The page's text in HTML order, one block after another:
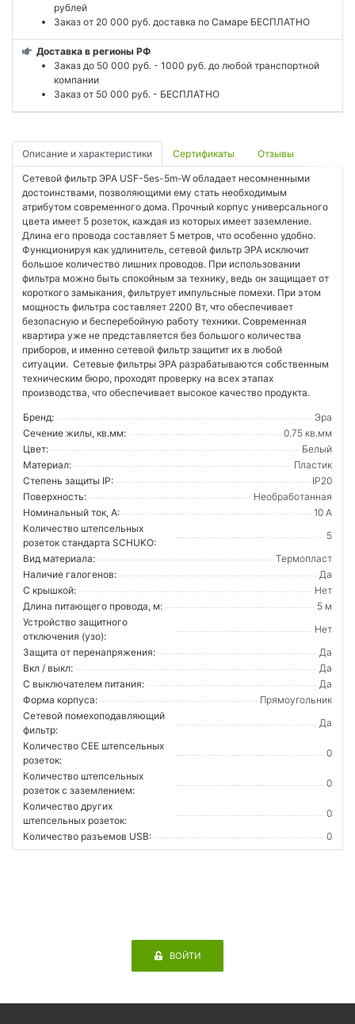
рублей
Заказ от 20 000 руб. доставка по Самаре БЕСПЛАТНО
Доставка в регионы РФ
Заказ до 50 000 руб. - 1000 руб. до любой транспортной
компании
Заказ от 50 000 руб. - БЕСПЛАТНО
Описание и характеристики Сертификаты Отзывы
Сетевой фильтр ЭРА USF-5es-5m-W обладает несомненными
достоинствами, позволяющими ему стать необходимым
атрибутом современного дома. Прочный корпус универсального
цвета имеет 5 розеток, каждая из которых имеет заземление.
Длина его провода составляет 5 метров, что особенно удобно.
Функционируя как удлинитель, сетевой фильтр ЭРА исключит
большое количество лишних проводов. При использовании
фильтра можно быть спокойным за технику, ведь он защищает от
короткого замыкания, фильтрует импульсные помехи. При этом
мощность фильтра составляет 2200 Вт, что обеспечивает
безопасную и бесперебойную работу техники. Современная
квартира уже не представляется без большого количества
приборов, и именно сетевой фильтр защитит их в любой
ситуации. Сетевые фильтры ЭРА разрабатываются собственным
техническим бюро, проходят проверку на всех этапах
производства, что обеспечивает высокое качество продукта.
Бренд:
Эра
Сечение жилы, кв.мм:
0.75 кв.мм
Цвет:
Белый
Материал:
Пластик
Степень защиты IP:
IP20
Поверхность:
Необработанная
Номинальный ток, А:
10 А
Количество штепсельных
розеток стандарта SCHUKO:
5
Вид материала:
Термопласт
Наличие галогенов:
Да
С крышкой:
Нет
Длина питающего провода, м:
5 м
Устройство защитного
отключения (узо):
Нет
Защита от перенапряжения:
Да
Вкл / выкл:
Да
С выключателем питания:
Да
Форма корпуса:
Прямоугольник
Сетевой помехоподавляющий
фильтр:
Да
Количество CEE штепсельных
розеток:
0
Количество штепсельных
розеток с заземлением:
0
Количество других
штепсельных розеток:
0
Количество разъемов USB:
0
ВОЙТИ